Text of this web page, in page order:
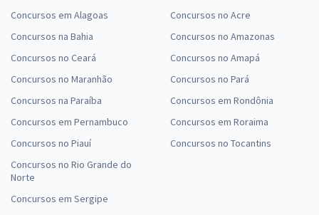
Concursos em Alagoas
Concursos na Bahia
Concursos no Ceará
Concursos no Maranhão
Concursos na Paraíba
Concursos em Pernambuco
Concursos no Piauí
Concursos no Rio Grande do
Norte
Concursos em Sergipe
Concursos no Acre
Concursos no Amazonas
Concursos no Amapá
Concursos no Pará
Concursos em Rondônia
Concursos em Roraima
Concursos no Tocantins